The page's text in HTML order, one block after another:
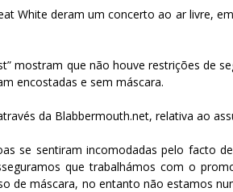
White deram um concerto ao ar livre,
mostram que não houve restrições de
encostadas e sem máscara.
da Blabbermouth.net, relativa ao
se sentiram incomodadas pelo facto
que trabalhámos com o
de máscara, no entanto não estamos